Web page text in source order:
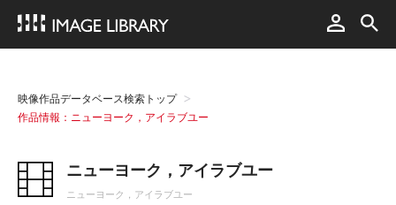
映像作品データベース検索トップ
作品情報：ニューヨーク，アイラブユー
ニューヨーク，アイラブユー
ニューヨーク，アイラブユー